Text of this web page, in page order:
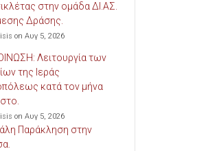
στην ομάδα ΔΙ.ΑΣ.
Δράσης.
on Αυγ 5, 2026
Λειτουργία των
της Ιεράς
κατά τον μήνα
on Αυγ 5, 2026
Παράκληση στην